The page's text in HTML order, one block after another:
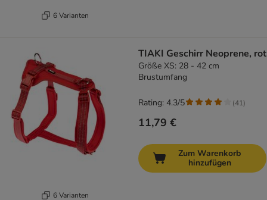
6 Varianten
6 Varianten
TIAKI Geschirr Neoprene, rot
Größe XS: 28 - 42 cm
Brustumfang
11,79 €
Rating: 4.3/5 (41)
Zum Warenkorb
hinzufügen